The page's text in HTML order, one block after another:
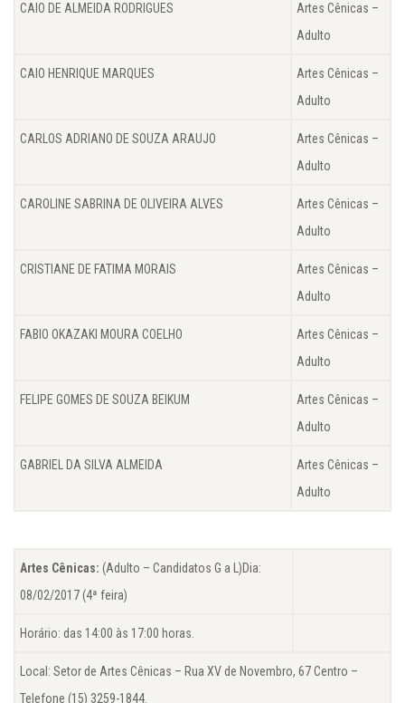
CAIO DE ALMEIDA RODRIGUES
Artes Cênicas –
Adulto
CAIO HENRIQUE MARQUES
Artes Cênicas –
Adulto
CARLOS ADRIANO DE SOUZA ARAUJO
Artes Cênicas –
Adulto
CAROLINE SABRINA DE OLIVEIRA ALVES
Artes Cênicas –
Adulto
CRISTIANE DE FATIMA MORAIS
Artes Cênicas –
Adulto
FABIO OKAZAKI MOURA COELHO
Artes Cênicas –
Adulto
FELIPE GOMES DE SOUZA BEIKUM
Artes Cênicas –
Adulto
GABRIEL DA SILVA ALMEIDA
Artes Cênicas –
Adulto
Artes Cênicas: (Adulto – Candidatos G a L)Dia:
08/02/2017 (4ª feira)
Horário: das 14:00 às 17:00 horas.
Local: Setor de Artes Cênicas – Rua XV de Novembro, 67 Centro –
Telefone (15) 3259-1844.